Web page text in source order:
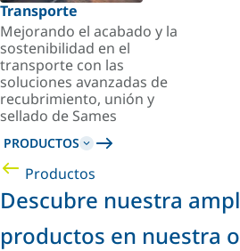
Transporte
Mejorando el acabado y la
sostenibilidad en el
transporte con las
soluciones avanzadas de
recubrimiento, unión y
sellado de Sames
PRODUCTOS
Productos
Descubre nuestra
productos en nuestra